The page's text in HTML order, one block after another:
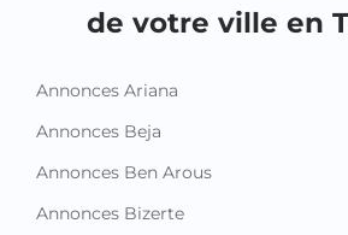
de votre ville en
Annonces Ariana
Annonces Beja
Annonces Ben Arous
Annonces Bizerte